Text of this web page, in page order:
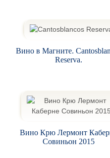
Вино в Магните.
Reserva.
Вино Крю Лермонт
Совиньон 2015